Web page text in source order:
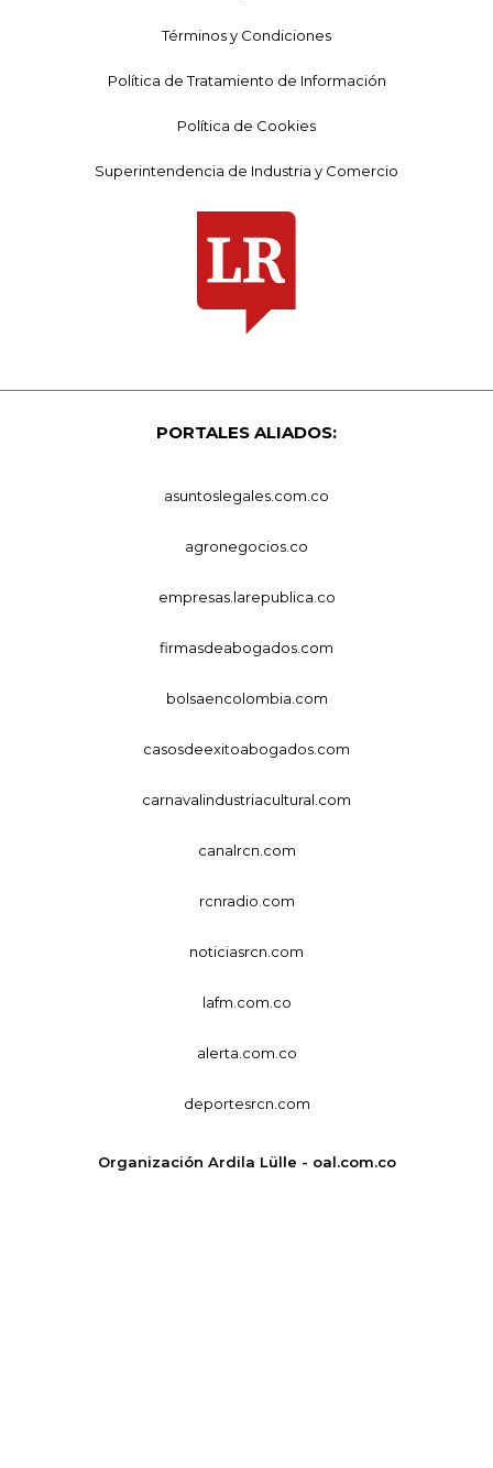
Términos y Condiciones
Política de Tratamiento de Información
Política de Cookies
Superintendencia de Industria y Comercio
PORTALES ALIADOS:
asuntoslegales.com.co
agronegocios.co
empresas.larepublica.co
firmasdeabogados.com
bolsaencolombia.com
casosdeexitoabogados.com
carnavalindustriacultural.com
canalrcn.com
rcnradio.com
noticiasrcn.com
lafm.com.co
alerta.com.co
deportesrcn.com
Organización Ardila Lülle - oal.com.co